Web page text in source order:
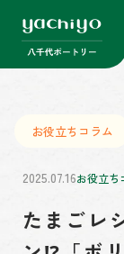
お役立ちコラム
2025.07.16お役立ち
たまごレ